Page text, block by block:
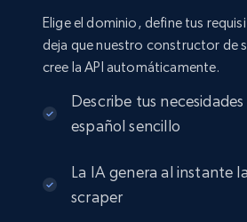
Elige el dominio, define tus
deja que nuestro constructor de
cree la API automáticamente.
Describe tus
español sencillo
La IA genera al instante
scraper